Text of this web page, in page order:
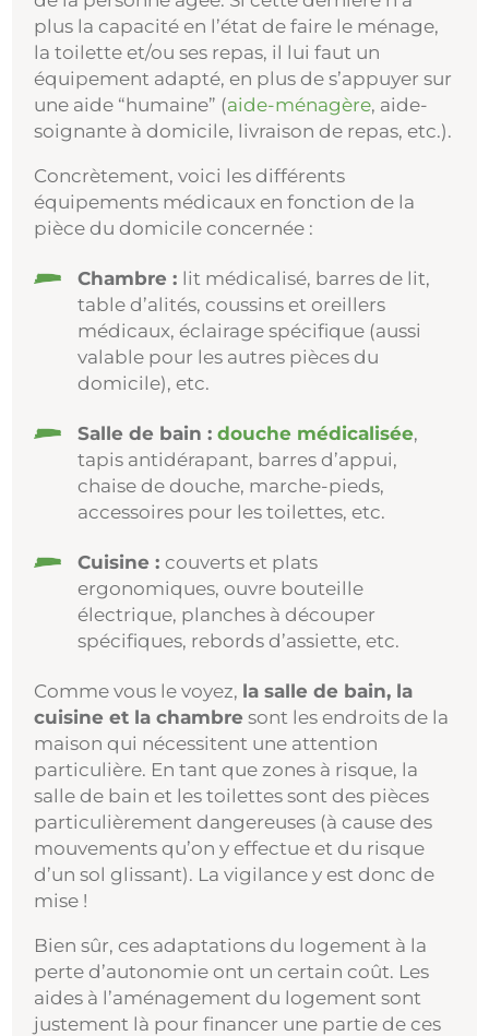
plus la capacité en l’état de faire le ménage,
la toilette et/ou ses repas, il lui faut un
équipement adapté, en plus de s’appuyer sur
une aide “humaine” (aide-ménagère, aide-
soignante à domicile, livraison de repas, etc.).
Concrètement, voici les différents
équipements médicaux en fonction de la
pièce du domicile concernée :
Chambre : lit médicalisé, barres de lit,
table d’alités, coussins et oreillers
médicaux, éclairage spécifique (aussi
valable pour les autres pièces du
domicile), etc.
Salle de bain :douche médicalisée,
tapis antidérapant, barres d’appui,
chaise de douche, marche-pieds,
accessoires pour les toilettes, etc.
Cuisine :couverts et plats
ergonomiques, ouvre bouteille
électrique, planches à découper
spécifiques, rebords d’assiette, etc.
Comme vous le voyez, la salle de bain, la
cuisine et la chambre sont les endroits de la
maison qui nécessitent une attention
particulière. En tant que zones à risque, la
salle de bain et les toilettes sont des pièces
particulièrement dangereuses (à cause des
mouvements qu’on y effectue et du risque
d’un sol glissant). La vigilance y est donc de
mise !
Bien sûr, ces adaptations du logement à la
perte d’autonomie ont un certain coût. Les
aides à l’aménagement du logement sont
justement là pour financer une partie de ces